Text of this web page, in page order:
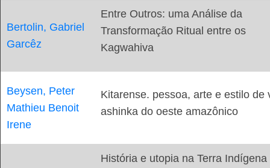
Bertolin, Gabriel
Garcêz
Entre Outros: uma Análise da
Transformação Ritual entre os
Kagwahiva
Beysen, Peter
Mathieu Benoit
Irene
Kitarense. pessoa, arte e estilo de
ashinka do oeste amazônico
História e utopia na Terra Indígena